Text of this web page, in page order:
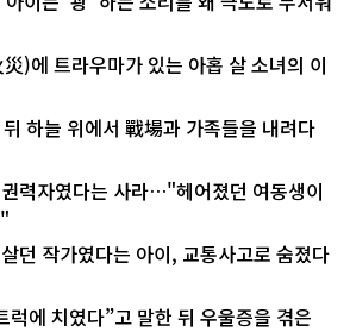
)에 트라우마가 있는 아홉 살 소녀의 이
하늘 위에서 戰場과 가족들을 내려다
력자였다는 사라…"헤어졌던 여동생이
던 작가였다는 아이, 교통사고로 숨졌다
에 치였다”고 말한 뒤 우울증을 겪은